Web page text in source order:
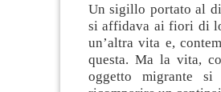
Un sigillo portato al
si affidava ai fiori di
un’altra vita e,
questa. Ma la vita,
oggetto migrante